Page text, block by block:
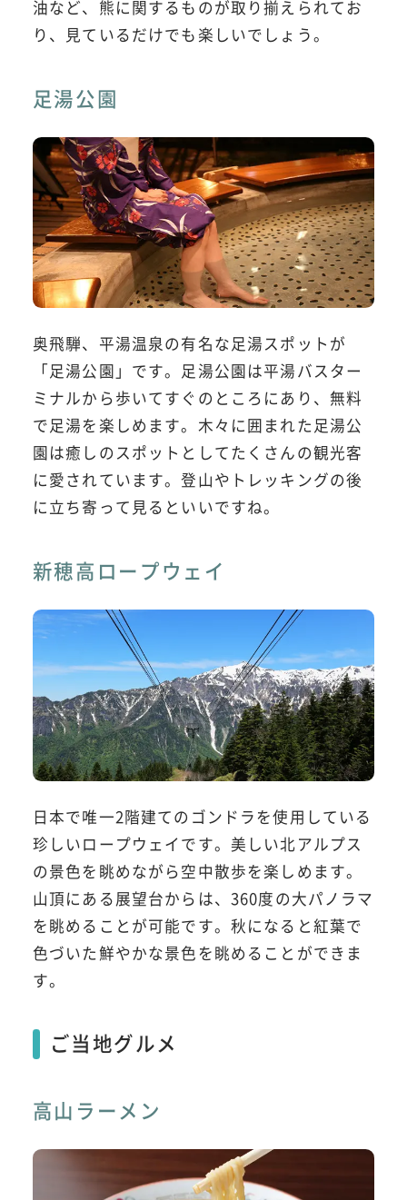
油など、熊に関するものが取り揃えられてお
り、見ているだけでも楽しいでしょう。
足湯公園
奥飛騨、平湯温泉の有名な足湯スポットが
「足湯公園」です。足湯公園は平湯バスター
ミナルから歩いてすぐのところにあり、無料
で足湯を楽しめます。木々に囲まれた足湯公
園は癒しのスポットとしてたくさんの観光客
に愛されています。登山やトレッキングの後
に立ち寄って見るといいですね。
新穂高ロープウェイ
日本で唯一2階建てのゴンドラを使用している
珍しいロープウェイです。美しい北アルプス
の景色を眺めながら空中散歩を楽しめます。
山頂にある展望台からは、360度の大パノラマ
を眺めることが可能です。秋になると紅葉で
色づいた鮮やかな景色を眺めることができま
す。
ご当地グルメ
高山ラーメン